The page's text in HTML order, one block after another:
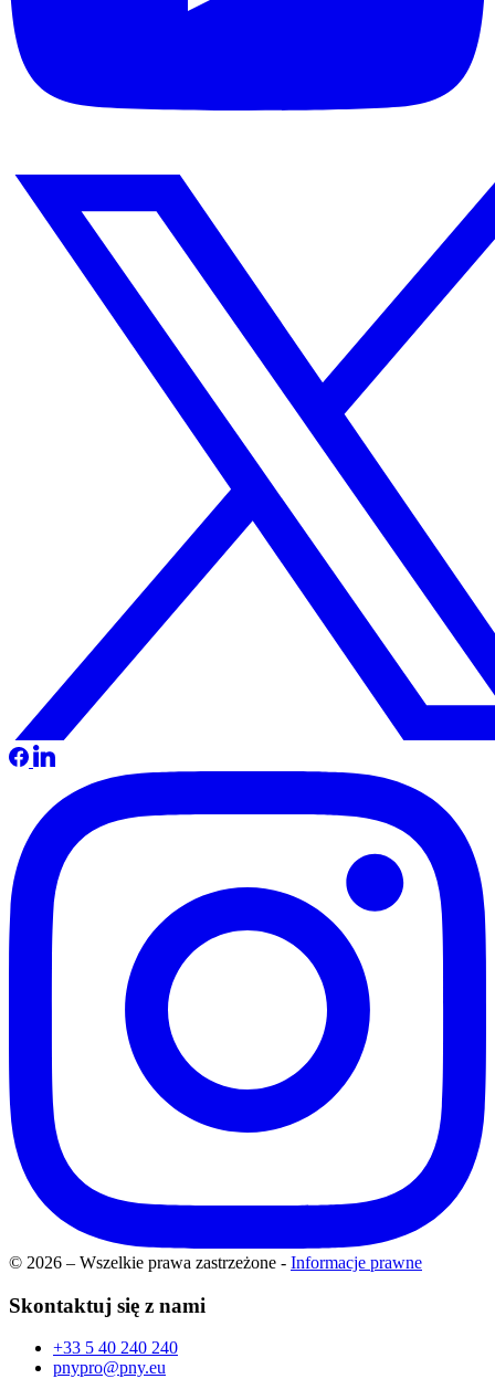
© 2026 – Wszelkie prawa zastrzeżone - Informacje prawne
Skontaktuj się z nami
+33 5 40 240 240
pnypro@pny.eu